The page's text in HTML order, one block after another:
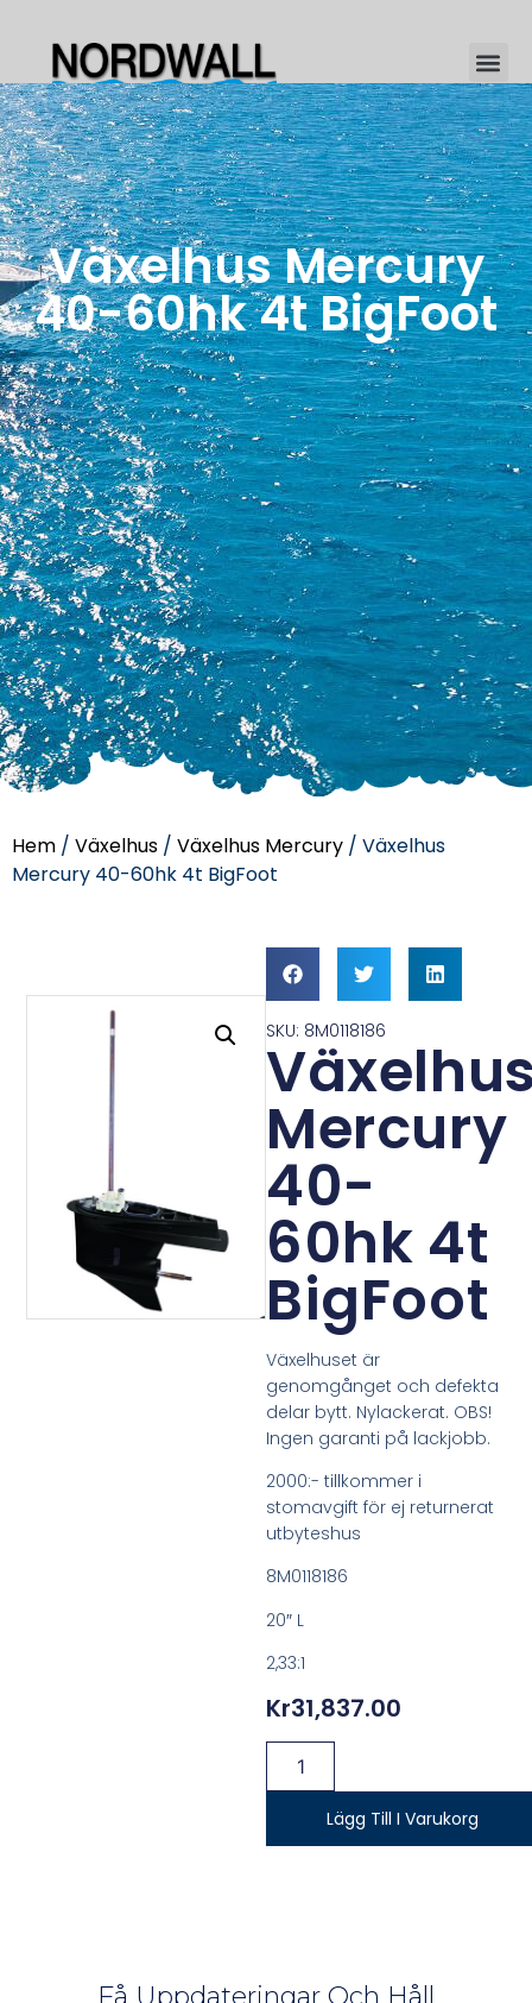
Växelhus Mercury
40-60hk 4t BigFoot
Hem / Växelhus / Växelhus Mercury / Växelhus
Mercury 40-60hk 4t BigFoot
SKU: 8M0118186
Mercury
40-
60hk 4t
BigFoot
Växelhuset är
genomgånget och defekta
delar bytt. Nylackerat. OBS!
Ingen garanti på lackjobb.
2000:- tillkommer i
stomavgift för ej returnerat
utbyteshus
8M0118186
20″ L
2,33:1
Kr31,837.00
Lägg Till I Varukorg
Få Uppdateringar Och Håll